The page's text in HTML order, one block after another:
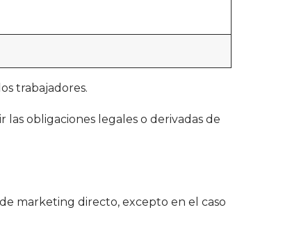
trabajadores.
obligaciones legales o derivadas de
marketing directo, excepto en el caso